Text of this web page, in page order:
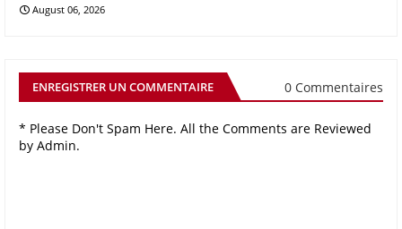
August 06, 2026
ENREGISTRER UN COMMENTAIRE 0 Commentaires
* Please Don't Spam Here. All the Comments are Reviewed
by Admin.